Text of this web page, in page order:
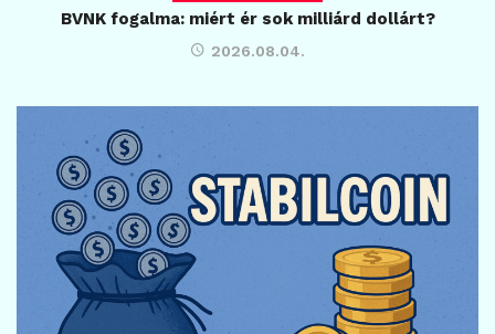
BVNK fogalma: miért ér sok milliárd dollárt?
2026.08.04.